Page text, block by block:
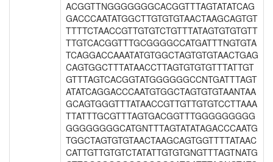
ACGGTTNGGGGGGGCACGGTTTAGTATATCAG
GACCCAATATGGCTTGTGTGTAACTAAGCAGTGT
TTTTCTAACCGTTGTGTCTGTTTATAGTGTGTGTT
TTGTCACGGTTTGCGGGGCCATGATTTNGTGTA
TCAGGACCAAATATGTGGCTAGTGTGTAACTGAG
CAGTGGCTTTATAACCTTAGTGTGTGTTTATTGT
GTTTAGTCACGGTATGGGGGGCCNTGATTTAGT
ATATCAGGACCCAATGTGGCTAGTGTGTAANTAA
GCAGTGGGTTTATAACCGTTGTTGTGTCCTTAAA
TTATTTGCGTTTAGTGACGGTTTGGGGGGGGG
GGGGGGGGCATGNTTTAGTATATAGACCCAATG
TGGCTAGTGTGTAACTAAGCAGTGGTTTTATAAC
CATTGTTGTGTCTATATTGTGTGNGTTTAGTNATG